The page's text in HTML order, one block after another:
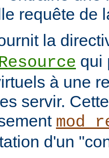
requête de
la
qui
à une
servir.
d'un